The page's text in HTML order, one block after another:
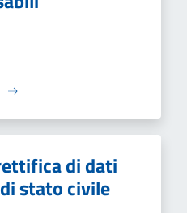
di dati
stato civile